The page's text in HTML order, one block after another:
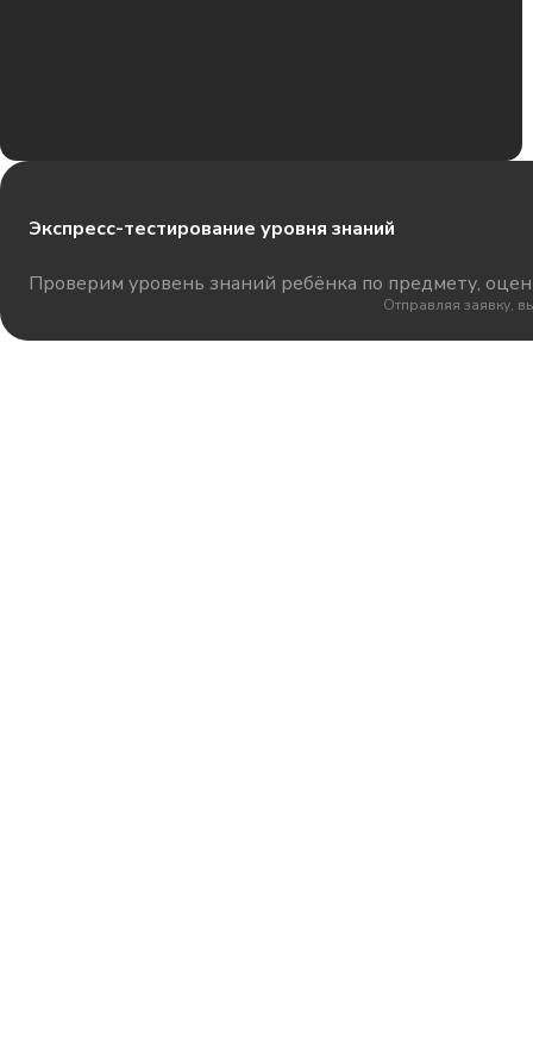
Экспресс-тестирование уровня знаний
Проверим уровень знаний ребёнка по предмету,
Отправляя заявку,